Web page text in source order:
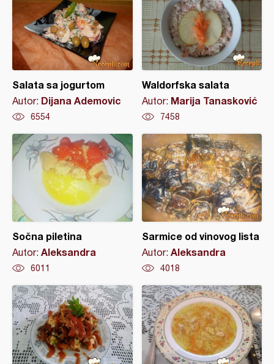
Salata sa jogurtom
Autor: Dijana Ademovic
6554
Waldorfska salata
Autor: Marija Tanasković
7458
Sočna piletina
Autor: Aleksandra
6011
Sarmice od vinovog lista
Autor: Aleksandra
4018